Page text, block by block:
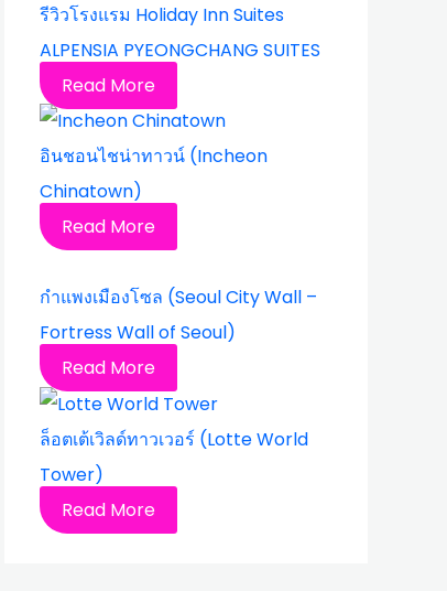
รีวิวโรงแรม Holiday Inn Suites
ALPENSIA PYEONGCHANG SUITES
Read More
อินชอนไชน่าทาวน์ (Incheon
Chinatown)
Read More
กำแพงเมืองโซล (Seoul City Wall –
Fortress Wall of Seoul)
Read More
ล็อตเต้เวิลด์ทาวเวอร์ (Lotte World
Tower)
Read More